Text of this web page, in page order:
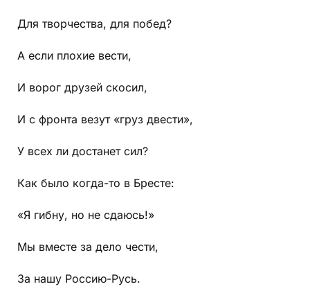
Для творчества, для побед?
А если плохие вести,
И ворог друзей скосил,
И с фронта везут «груз двести»,
У всех ли достанет сил?
Как было когда-то в Бресте:
«Я гибну, но не сдаюсь!»
Мы вместе за дело чести,
За нашу Россию-Русь.